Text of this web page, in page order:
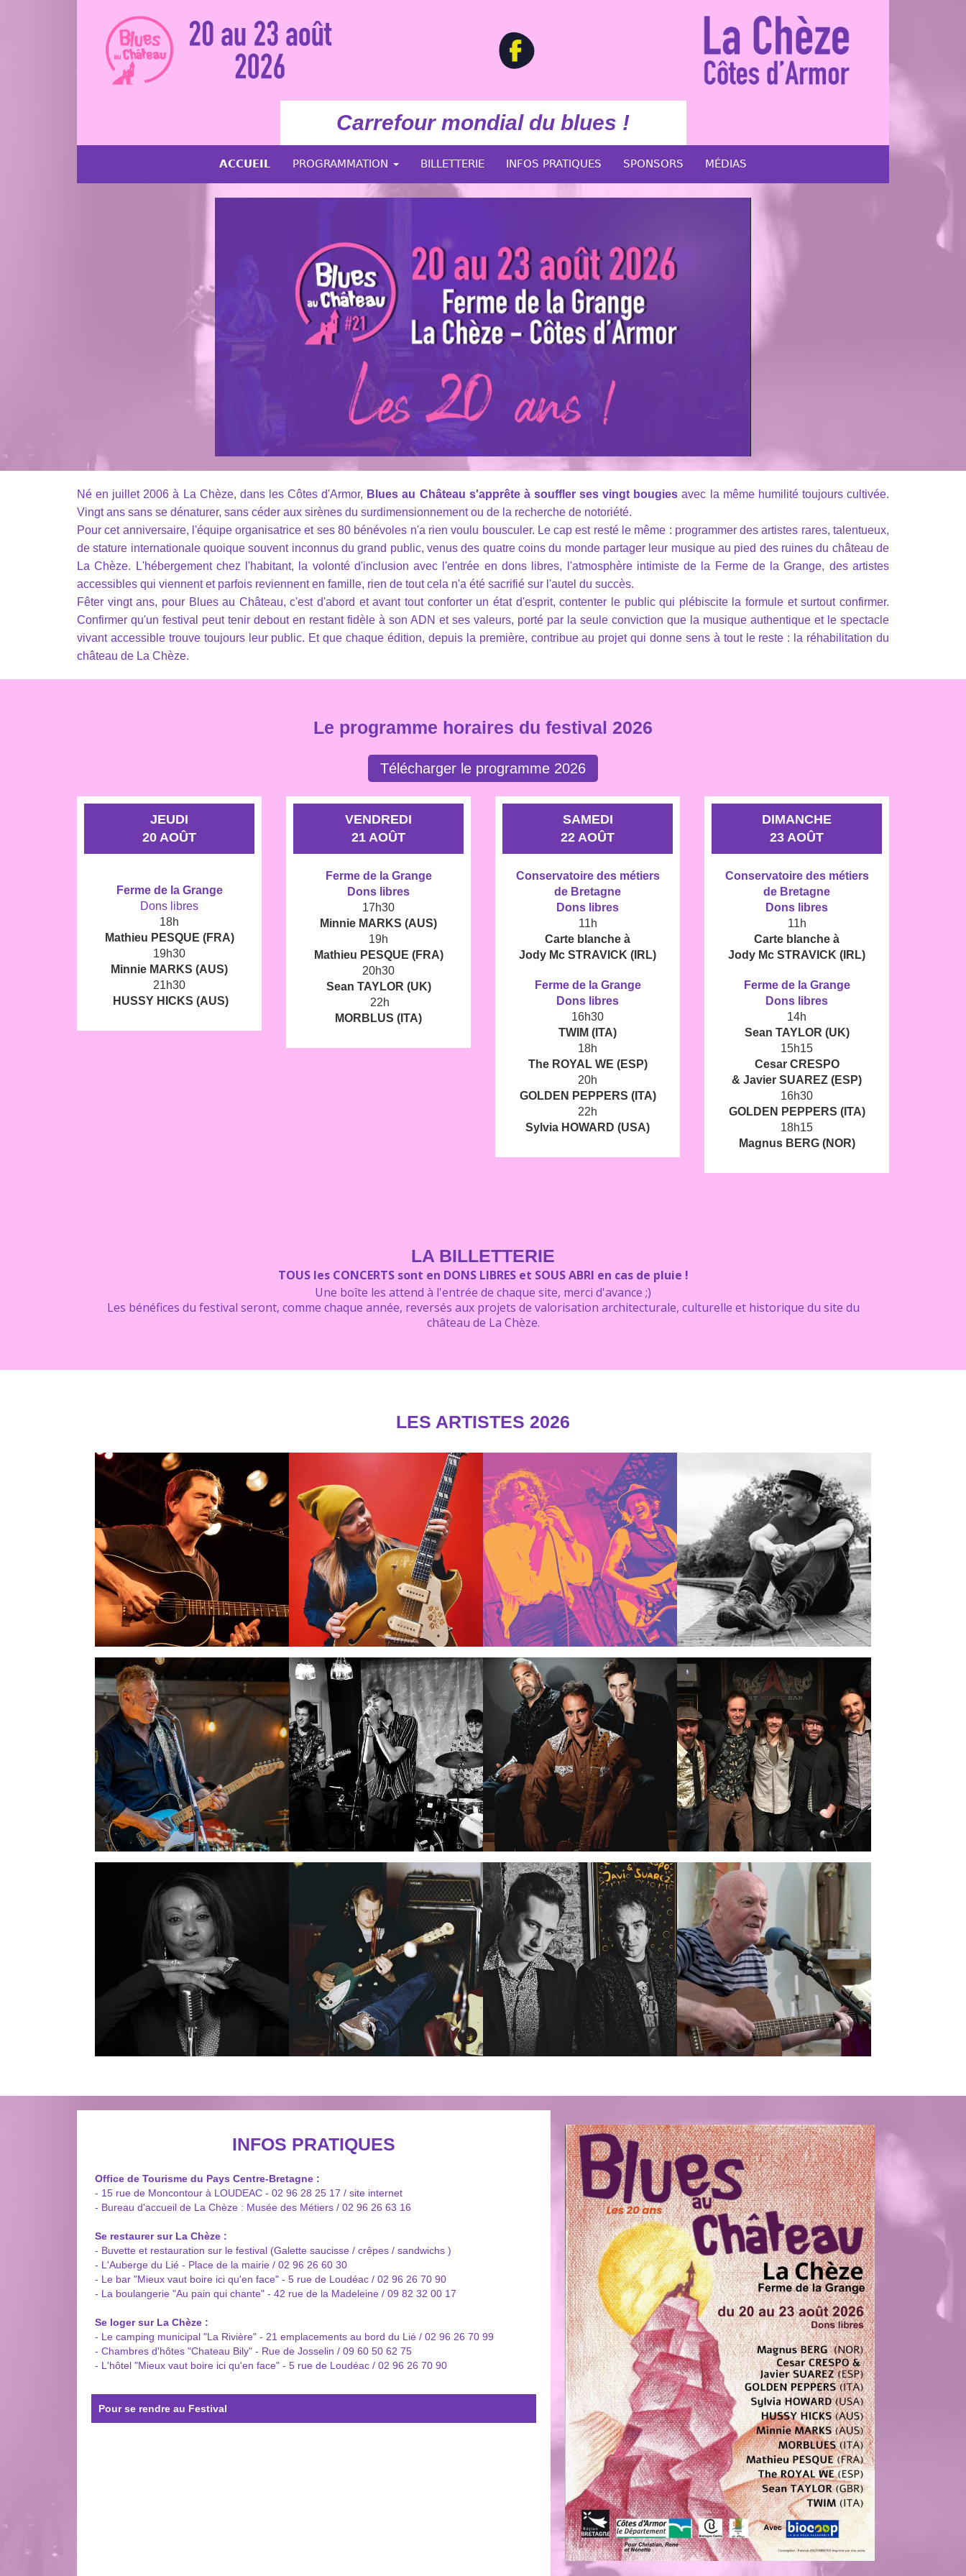
Carrefour mondial du blues !
ACCUEIL PROGRAMMATION BILLETTERIE INFOS PRATIQUES SPONSORS MÉDIAS
Né en juillet 2006 à La Chèze, dans les Côtes d'Armor, Blues au Château s'apprête à souffler ses vingt bougies avec la même humilité toujours cultivée.
Vingt ans sans se dénaturer, sans céder aux sirènes du surdimensionnement ou de la recherche de notoriété.
Pour cet anniversaire, l'équipe organisatrice et ses 80 bénévoles n'a rien voulu bousculer. Le cap est resté le même : programmer des artistes rares, talentueux,
de stature internationale quoique souvent inconnus du grand public, venus des quatre coins du monde partager leur musique au pied des ruines du château de
La Chèze. L'hébergement chez l'habitant, la volonté d'inclusion avec l'entrée en dons libres, l'atmosphère intimiste de la Ferme de la Grange, des artistes
accessibles qui viennent et parfois reviennent en famille, rien de tout cela n'a été sacrifié sur l'autel du succès.
Fêter vingt ans, pour Blues au Château, c'est d'abord et avant tout conforter un état d'esprit, contenter le public qui plébiscite la formule et surtout confirmer.
Confirmer qu'un festival peut tenir debout en restant fidèle à son ADN et ses valeurs, porté par la seule conviction que la musique authentique et le spectacle
vivant accessible trouve toujours leur public. Et que chaque édition, depuis la première, contribue au projet qui donne sens à tout le reste : la réhabilitation du
château de La Chèze.
Le programme horaires du festival 2026
Télécharger le programme 2026
JEUDI
20 AOÛT
Ferme de la Grange
Dons libres
18h
Mathieu PESQUE (FRA)
19h30
Minnie MARKS (AUS)
21h30
HUSSY HICKS (AUS)
VENDREDI
21 AOÛT
Ferme de la Grange
Dons libres
17h30
Minnie MARKS (AUS)
19h
Mathieu PESQUE (FRA)
20h30
Sean TAYLOR (UK)
22h
MORBLUS (ITA)
SAMEDI
22 AOÛT
Conservatoire des métiers
de Bretagne
Dons libres
11h
Carte blanche à
Jody Mc STRAVICK (IRL)
Ferme de la Grange
Dons libres
16h30
TWIM (ITA)
18h
The ROYAL WE (ESP)
20h
GOLDEN PEPPERS (ITA)
22h
Sylvia HOWARD (USA)
DIMANCHE
23 AOÛT
Conservatoire des métiers
de Bretagne
Dons libres
11h
Carte blanche à
Jody Mc STRAVICK (IRL)
Ferme de la Grange
Dons libres
14h
Sean TAYLOR (UK)
15h15
Cesar CRESPO
& Javier SUAREZ (ESP)
16h30
GOLDEN PEPPERS (ITA)
18h15
Magnus BERG (NOR)
LA BILLETTERIE
TOUS les CONCERTS sont en DONS LIBRES et SOUS ABRI en cas de pluie !
Une boîte les attend à l'entrée de chaque site, merci d'avance ;)
Les bénéfices du festival seront, comme chaque année, reversés aux projets de valorisation architecturale, culturelle et historique du site du
château de La Chèze.
LES ARTISTES 2026
INFOS PRATIQUES
Office de Tourisme du Pays Centre-Bretagne :
- 15 rue de Moncontour à LOUDEAC - 02 96 28 25 17 / site internet
- Bureau d'accueil de La Chèze : Musée des Métiers / 02 96 26 63 16
Se restaurer sur La Chèze :
- Buvette et restauration sur le festival (Galette saucisse / crêpes / sandwichs )
- L'Auberge du Lié - Place de la mairie / 02 96 26 60 30
- Le bar "Mieux vaut boire ici qu'en face" - 5 rue de Loudéac / 02 96 26 70 90
- La boulangerie "Au pain qui chante" - 42 rue de la Madeleine / 09 82 32 00 17
Se loger sur La Chèze :
- Le camping municipal "La Rivière" - 21 emplacements au bord du Lié / 02 96 26 70 99
- Chambres d'hôtes "Chateau Bily" - Rue de Josselin / 09 60 50 62 75
- L'hôtel "Mieux vaut boire ici qu'en face" - 5 rue de Loudéac / 02 96 26 70 90
Pour se rendre au Festival